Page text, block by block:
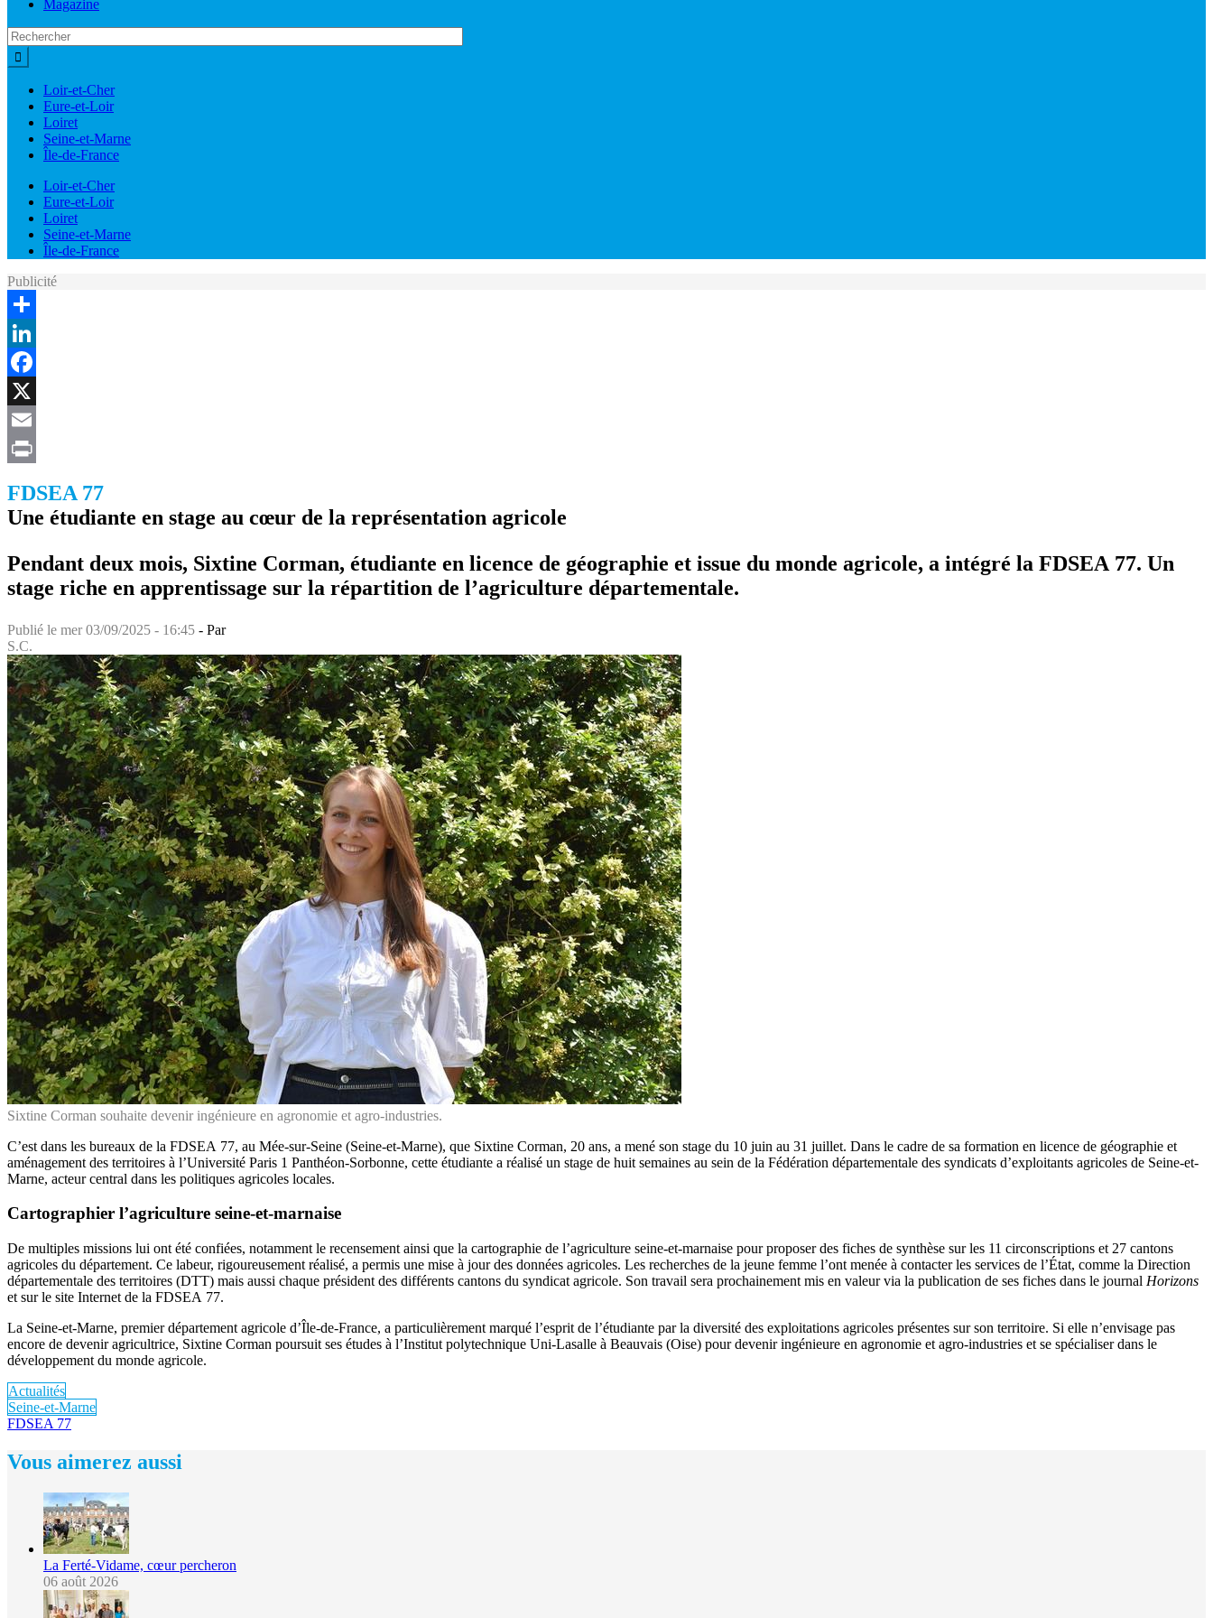
Magazine
Loir-et-Cher
Eure-et-Loir
Loiret
Seine-et-Marne
Île-de-France
Loir-et-Cher
Eure-et-Loir
Loiret
Seine-et-Marne
Île-de-France
Publicité
Share
LinkedIn
Facebook
X
Email
FDSEA 77
Une étudiante en stage au cœur de la représentation agricole
Pendant deux mois, Sixtine Corman, étudiante en licence de géographie et issue du monde agricole, a intégré la FDSEA 77. Un
stage riche en apprentissage sur la répartition de l’agriculture départementale.
Publié le mer 03/09/2025 - 16:45 - Par
S.C.
Sixtine Corman souhaite devenir ingénieure en agronomie et agro-industries.
C’est dans les bureaux de la FDSEA 77, au Mée-sur-Seine (Seine-et-Marne), que Sixtine Corman, 20 ans, a mené son stage du 10 juin au 31 juillet. Dans le cadre de sa formation en licence de géographie et
aménagement des territoires à l’Université Paris 1 Panthéon-Sorbonne, cette étudiante a réalisé un stage de huit semaines au sein de la Fédération départementale des syndicats d’exploitants agricoles de Seine-et-
Marne, acteur central dans les politiques agricoles locales.
Cartographier l’agriculture seine-et-marnaise
De multiples missions lui ont été confiées, notamment le recensement ainsi que la cartographie de l’agriculture seine-et-marnaise pour proposer des fiches de synthèse sur les 11 circonscriptions et 27 cantons
agricoles du département. Ce labeur, rigoureusement réalisé, a permis une mise à jour des données agricoles. Les recherches de la jeune femme l’ont menée à contacter les services de l’État, comme la Direction
départementale des territoires (DTT) mais aussi chaque président des différents cantons du syndicat agricole. Son travail sera prochainement mis en valeur via la publication de ses fiches dans le journal Horizons
et sur le site Internet de la FDSEA 77.
La Seine-et-Marne, premier département agricole d’Île-de-France, a particulièrement marqué l’esprit de l’étudiante par la diversité des exploitations agricoles présentes sur son territoire. Si elle n’envisage pas
encore de devenir agricultrice, Sixtine Corman poursuit ses études à l’Institut polytechnique Uni-Lasalle à Beauvais (Oise) pour devenir ingénieure en agronomie et agro-industries et se spécialiser dans le
développement du monde agricole.
Actualités
Seine-et-Marne
FDSEA 77
Vous aimerez aussi
La Ferté-Vidame, cœur percheron
06 août 2026